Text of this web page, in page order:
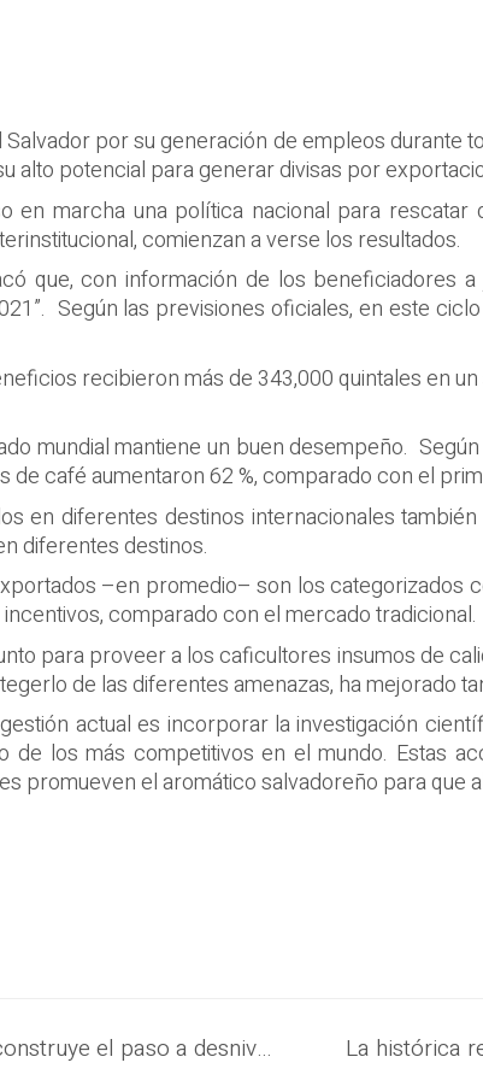
por su generación de empleos durante
alto potencial para generar divisas por
en marcha una política nacional para
comienzan a verse los resultados.
que, con información de los beneficiadores
Según las previsiones oficiales, en este
recibieron más de 343,000 quintales en
mundial mantiene un buen desempeño.
café aumentaron 62 %, comparado con el
en diferentes destinos internacionales
diferentes destinos.
–en promedio– son los categorizados
comparado con el mercado tradicional.
para proveer a los caficultores insumos de
de las diferentes amenazas, ha mejorado
actual es incorporar la investigación
los más competitivos en el mundo. Estas
promueven el aromático salvadoreño para que
Gobierno del Presidente Nayib Bukele construye el paso a desnivel más grande de El Salvador en el redondel Integración